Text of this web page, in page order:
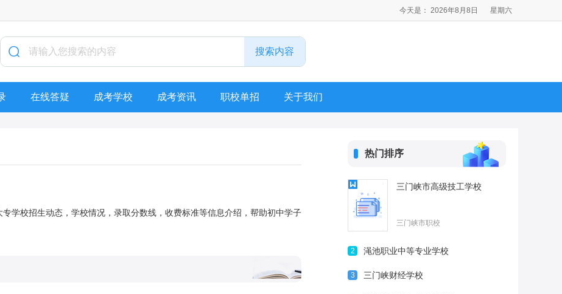
今天是： 2026年8月8日 星期六
在线答疑 成考学校 成考资讯 职校单招 关于我们
学校招生动态，学校情况，录取分数线，收费标准等信息介绍，帮助初中学子
热门排序
三门峡市高级技工学校
三门峡市职校
2 渑池职业中等专业学校
3 三门峡财经学校